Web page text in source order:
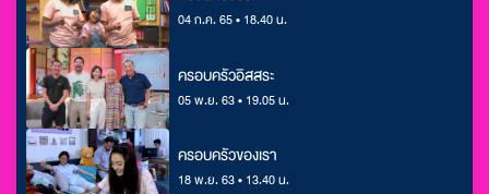
04 ก.ค. 65 • 18.40 น.
ครอบครัวอิสสระ
05 พ.ย. 63 • 19.05 น.
ครอบครัวของเรา
18 พ.ย. 63 • 13.40 น.